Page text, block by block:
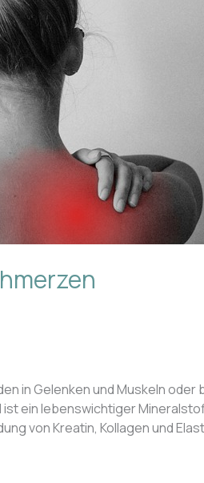
in Gelenken und Muskeln
ein lebenswichtiger
von Kreatin, Kollagen und